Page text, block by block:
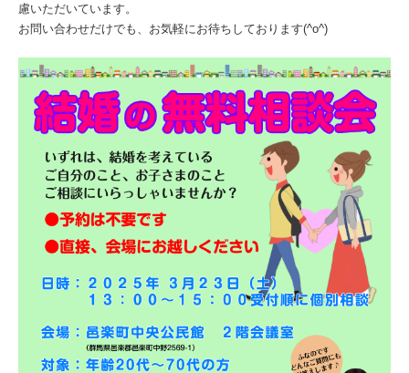
慮いただいています。
お問い合わせだけでも、お気軽にお待ちしております(^o^)